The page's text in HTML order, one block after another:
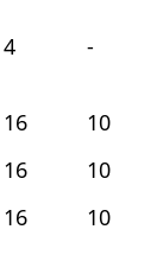
4 -
16
10
16
10
16
10